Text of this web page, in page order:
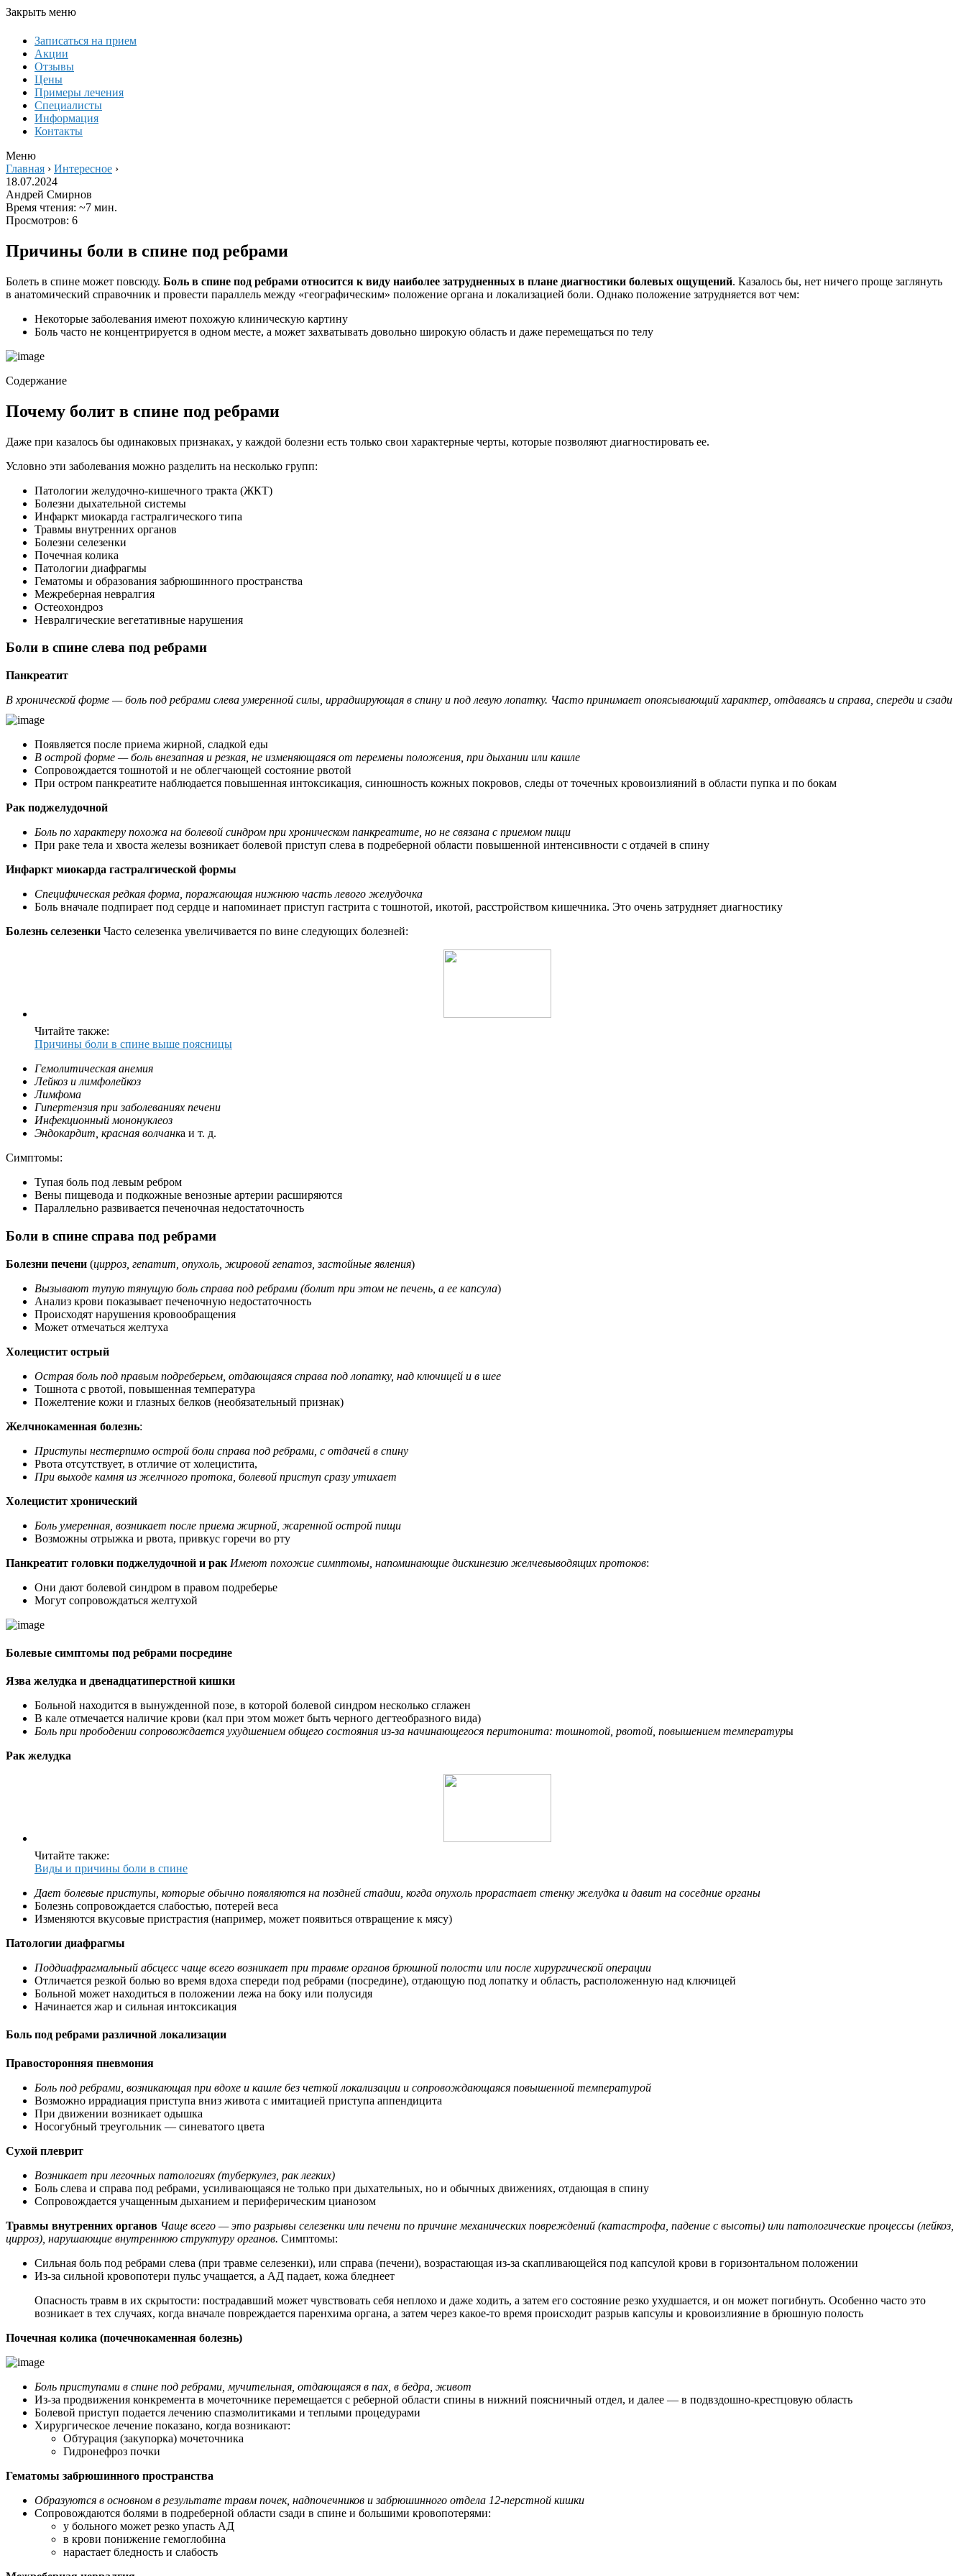
Закрыть меню
Записаться на прием
Акции
Отзывы
Цены
Примеры лечения
Специалисты
Информация
Контакты
Меню
Главная › Интересное ›
18.07.2024
Андрей Смирнов
Время чтения: ~7 мин.
Просмотров: 6
Причины боли в спине под ребрами
Болеть в спине может повсюду. Боль в спине под ребрами относится к виду наиболее затрудненных в плане диагностики болевых ощущений. Казалось бы, нет ничего проще заглянуть
в анатомический справочник и провести параллель между «географическим» положение органа и локализацией боли. Однако положение затрудняется вот чем:
Некоторые заболевания имеют похожую клиническую картину
Боль часто не концентрируется в одном месте, а может захватывать довольно широкую область и даже перемещаться по телу
Содержание
Почему болит в спине под ребрами
Даже при казалось бы одинаковых признаках, у каждой болезни есть только свои характерные черты, которые позволяют диагностировать ее.
Условно эти заболевания можно разделить на несколько групп:
Патологии желудочно-кишечного тракта (ЖКТ)
Болезни дыхательной системы
Инфаркт миокарда гастралгического типа
Травмы внутренних органов
Болезни селезенки
Почечная колика
Патологии диафрагмы
Гематомы и образования забрюшинного пространства
Межреберная невралгия
Остеохондроз
Невралгические вегетативные нарушения
Боли в спине слева под ребрами
Панкреатит
В хронической форме — боль под ребрами слева умеренной силы, иррадиирующая в спину и под левую лопатку. Часто принимает опоясывающий характер, отдаваясь и справа, спереди и сзади
Появляется после приема жирной, сладкой еды
В острой форме — боль внезапная и резкая, не изменяющаяся от перемены положения, при дыхании или кашле
Сопровождается тошнотой и не облегчающей состояние рвотой
При остром панкреатите наблюдается повышенная интоксикация, синюшность кожных покровов, следы от точечных кровоизлияний в области пупка и по бокам
Рак поджелудочной
Боль по характеру похожа на болевой синдром при хроническом панкреатите, но не связана с приемом пищи
При раке тела и хвоста железы возникает болевой приступ слева в подреберной области повышенной интенсивности с отдачей в спину
Инфаркт миокарда гастралгической формы
Специфическая редкая форма, поражающая нижнюю часть левого желудочка
Боль вначале подпирает под сердце и напоминает приступ гастрита с тошнотой, икотой, расстройством кишечника. Это очень затрудняет диагностику
Болезнь селезенки Часто селезенка увеличивается по вине следующих болезней:
Читайте также:
Причины боли в спине выше поясницы
Гемолитическая анемия
Лейкоз и лимфолейкоз
Лимфома
Гипертензия при заболеваниях печени
Инфекционный мононуклеоз
Эндокардит, красная волчанка и т. д.
Симптомы:
Тупая боль под левым ребром
Вены пищевода и подкожные венозные артерии расширяются
Параллельно развивается печеночная недостаточность
Боли в спине справа под ребрами
Болезни печени (цирроз, гепатит, опухоль, жировой гепатоз, застойные явления)
Вызывают тупую тянущую боль справа под ребрами (болит при этом не печень, а ее капсула)
Анализ крови показывает печеночную недостаточность
Происходят нарушения кровообращения
Может отмечаться желтуха
Холецистит острый
Острая боль под правым подреберьем, отдающаяся справа под лопатку, над ключицей и в шее
Тошнота с рвотой, повышенная температура
Пожелтение кожи и глазных белков (необязательный признак)
Желчнокаменная болезнь:
Приступы нестерпимо острой боли справа под ребрами, с отдачей в спину
Рвота отсутствует, в отличие от холецистита,
При выходе камня из желчного протока, болевой приступ сразу утихает
Холецистит хронический
Боль умеренная, возникает после приема жирной, жаренной острой пищи
Возможны отрыжка и рвота, привкус горечи во рту
Панкреатит головки поджелудочной и рак Имеют похожие симптомы, напоминающие дискинезию желчевыводящих протоков:
Они дают болевой синдром в правом подреберье
Могут сопровождаться желтухой
Болевые симптомы под ребрами посредине
Язва желудка и двенадцатиперстной кишки
Больной находится в вынужденной позе, в которой болевой синдром несколько сглажен
В кале отмечается наличие крови (кал при этом может быть черного дегтеобразного вида)
Боль при прободении сопровождается ухудшением общего состояния из-за начинающегося перитонита: тошнотой, рвотой, повышением температуры
Рак желудка
Читайте также:
Виды и причины боли в спине
Дает болевые приступы, которые обычно появляются на поздней стадии, когда опухоль прорастает стенку желудка и давит на соседние органы
Болезнь сопровождается слабостью, потерей веса
Изменяются вкусовые пристрастия (например, может появиться отвращение к мясу)
Патологии диафрагмы
Поддиафрагмальный абсцесс чаще всего возникает при травме органов брюшной полости или после хирургической операции
Отличается резкой болью во время вдоха спереди под ребрами (посредине), отдающую под лопатку и область, расположенную над ключицей
Больной может находиться в положении лежа на боку или полусидя
Начинается жар и сильная интоксикация
Боль под ребрами различной локализации
Правосторонняя пневмония
Боль под ребрами, возникающая при вдохе и кашле без четкой локализации и сопровождающаяся повышенной температурой
Возможно иррадиация приступа вниз живота с имитацией приступа аппендицита
При движении возникает одышка
Носогубный треугольник — синеватого цвета
Сухой плеврит
Возникает при легочных патологиях (туберкулез, рак легких)
Боль слева и справа под ребрами, усиливающаяся не только при дыхательных, но и обычных движениях, отдающая в спину
Сопровождается учащенным дыханием и периферическим цианозом
Травмы внутренних органов Чаще всего — это разрывы селезенки или печени по причине механических повреждений (катастрофа, падение с высоты) или патологические процессы (лейкоз,
цирроз), нарушающие внутреннюю структуру органов. Симптомы:
Сильная боль под ребрами слева (при травме селезенки), или справа (печени), возрастающая из-за скапливающейся под капсулой крови в горизонтальном положении
Из-за сильной кровопотери пульс учащается, а АД падает, кожа бледнеет
Опасность травм в их скрытости: пострадавший может чувствовать себя неплохо и даже ходить, а затем его состояние резко ухудшается, и он может погибнуть. Особенно часто это
возникает в тех случаях, когда вначале повреждается паренхима органа, а затем через какое-то время происходит разрыв капсулы и кровоизлияние в брюшную полость
Почечная колика (почечнокаменная болезнь)
Боль приступами в спине под ребрами, мучительная, отдающаяся в пах, в бедра, живот
Из-за продвижения конкремента в мочеточнике перемещается с реберной области спины в нижний поясничный отдел, и далее — в подвздошно-крестцовую область
Болевой приступ подается лечению спазмолитиками и теплыми процедурами
Хирургическое лечение показано, когда возникают:
Обтурация (закупорка) мочеточника
Гидронефроз почки
Гематомы забрюшинного пространства
Образуются в основном в результате травм почек, надпочечников и забрюшинного отдела 12-перстной кишки
Сопровождаются болями в подреберной области сзади в спине и большими кровопотерями:
у больного может резко упасть АД
в крови понижение гемоглобина
нарастает бледность и слабость